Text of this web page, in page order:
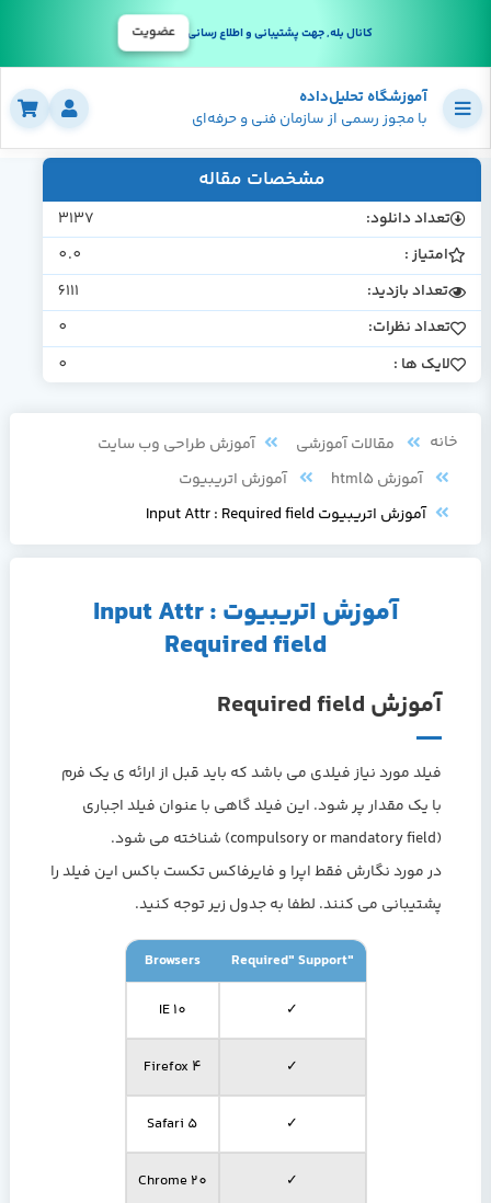
کانال بله, جهت پشتیبانی و اطلاع رسانی عضویت
آموزشگاه تحلیل‌داده
با مجوز رسمی از سازمان فنی و حرفه‌ای
مشخصات مقاله
تعداد دانلود:
3137
امتیاز :
0.0
تعداد بازدید:
6111
تعداد نظرات:
0
لایک ها :
0
خانه مقالات آموزشی
آموزش طراحی وب سایت
آموزش html5
آموزش اتریبیوت
آموزش اتریبیوت Input Attr : Required field
آموزش اتریبیوت Input Attr :
Required field
آموزش Required field
فیلد مورد نیاز فیلدی می باشد که باید قبل از ارائه ی یک فرم
با یک مقدار پر شود. این فیلد گاهی با عنوان فیلد اجباری
(compulsory or mandatory field) شناخته می شود.
در مورد نگارش فقط اپرا و فایرفاکس تکست باکس این فیلد را
پشتیبانی می کنند. لطفا به جدول زیر توجه کنید.
"Required" Support
Browsers
✓
IE 10
✓
Firefox 4
✓
Safari 5
✓
Chrome 20